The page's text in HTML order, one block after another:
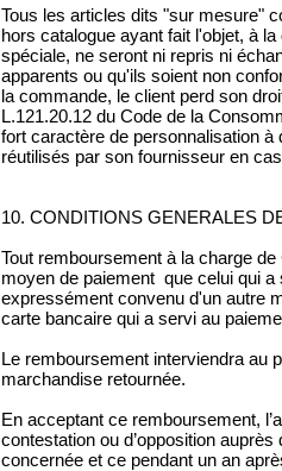
Tous les articles dits "sur mesure"
hors catalogue ayant fait l'objet, à
spéciale, ne seront ni repris ni
apparents ou qu'ils soient non
la commande, le client perd son
L.121.20.12 du Code de la
fort caractère de personnalisation
réutilisés par son fournisseur en
10. CONDITIONS GENERALES
Tout remboursement à la charge
moyen de paiement que celui qui
expressément convenu d'un autre
carte bancaire qui a servi au
Le remboursement interviendra au
marchandise retournée.
En acceptant ce remboursement,
contestation ou d’opposition
concernée et ce pendant un an